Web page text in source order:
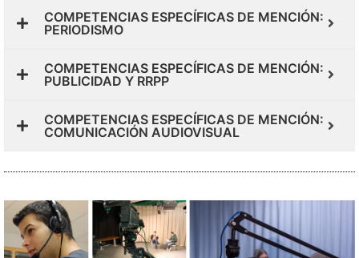
COMPETENCIAS ESPECÍFICAS DE MENCIÓN:
PERIODISMO
COMPETENCIAS ESPECÍFICAS DE MENCIÓN:
PUBLICIDAD Y RRPP
COMPETENCIAS ESPECÍFICAS DE MENCIÓN:
COMUNICACIÓN AUDIOVISUAL